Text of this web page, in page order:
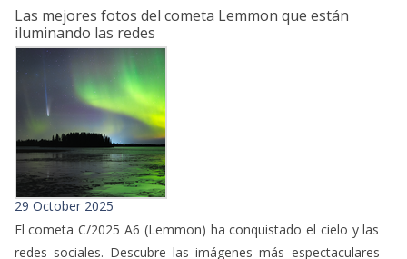
Las mejores fotos del cometa Lemmon que están
iluminando las redes
29 October 2025
El cometa C/2025 A6 (Lemmon) ha conquistado el cielo y las
redes sociales. Descubre las imágenes más espectaculares